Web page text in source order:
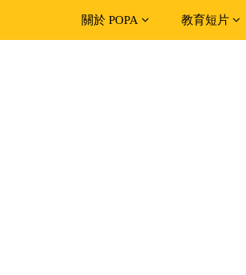
關於 POPA 教育短片